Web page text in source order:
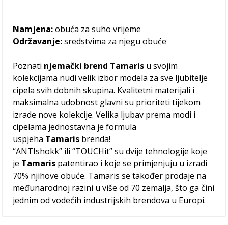
Namjena:obuća za suho vrijeme
Održavanje:sredstvima za njegu obuće
Poznati njemački brend Tamaris u svojim
kolekcijama nudi velik izbor modela za sve ljubitelje
cipela svih dobnih skupina. Kvalitetni materijali i
maksimalna udobnost glavni su prioriteti tijekom
izrade nove kolekcije. Velika ljubav prema modi i
cipelama jednostavna je formula
uspjeha Tamaris brenda!
“ANTIshokk” ili “TOUCHit” su dvije tehnologije koje
je Tamaris patentirao i koje se primjenjuju u izradi
70% njihove obuće. Tamaris se također prodaje na
međunarodnoj razini u više od 70 zemalja, što ga čini
jednim od vodećih industrijskih brendova u Europi.